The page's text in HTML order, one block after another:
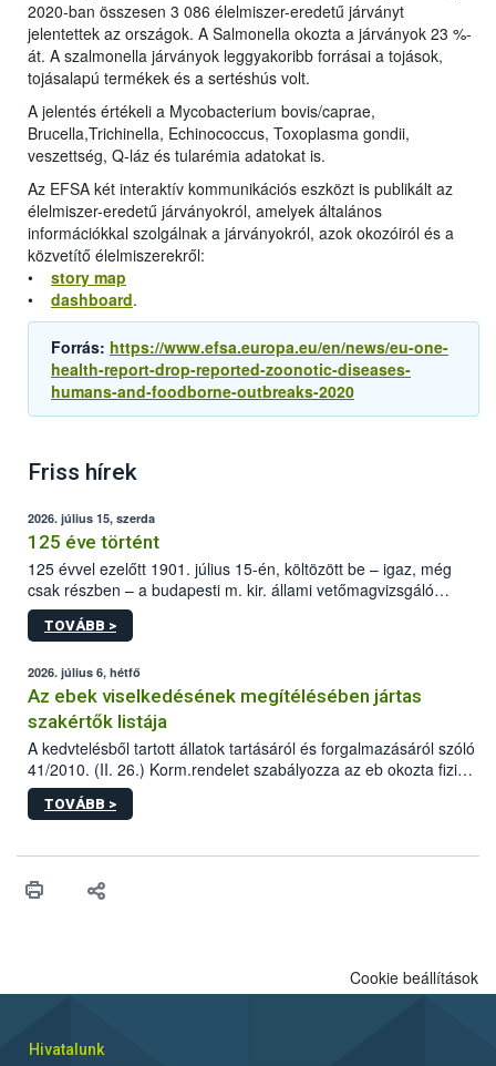
2020-ban összesen 3 086 élelmiszer-eredetű járványt
jelentettek az országok. A Salmonella okozta a járványok 23 %-
át. A szalmonella járványok leggyakoribb forrásai a tojások,
tojásalapú termékek és a sertéshús volt.
A jelentés értékeli a Mycobacterium bovis/caprae,
Brucella,Trichinella, Echinococcus, Toxoplasma gondii,
veszettség, Q-láz és tularémia adatokat is.
Az EFSA két interaktív kommunikációs eszközt is publikált az
élelmiszer-eredetű járványokról, amelyek általános
információkkal szolgálnak a járványokról, azok okozóiról és a
közvetítő élelmiszerekről:
• story map
• dashboard.
Forrás: https://www.efsa.europa.eu/en/news/eu-one-
health-report-drop-reported-zoonotic-diseases-
humans-and-foodborne-outbreaks-2020
Friss hírek
2026. július 15, szerda
125 éve történt
125 évvel ezelőtt 1901. július 15-én, költözött be – igaz, még
csak részben – a budapesti m. kir. állami vetőmagvizsgáló
állomás a Kis Rókus utca 15. szám alatti, Czigler Győző által
tervezett új épületébe.
TOVÁBB >
2026. július 6, hétfő
Az ebek viselkedésének megítélésében jártas
szakértők listája
A kedvtelésből tartott állatok tartásáról és forgalmazásáról szóló
41/2010. (II. 26.) Korm.rendelet szabályozza az eb okozta fizikai
sérülés, illetve ennek veszélye keletkezésekor felmerülő
hatósági feladatokat, valamint a veszélyes eb tartását és annak
vonni az ebek viselkedésének megítélésében jártas szakértőt.
TOVÁBB >
Cookie beállítások
Hivatalunk